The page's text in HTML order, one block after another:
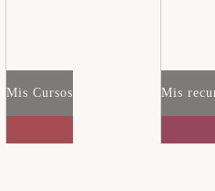
Mis Cursos Mis